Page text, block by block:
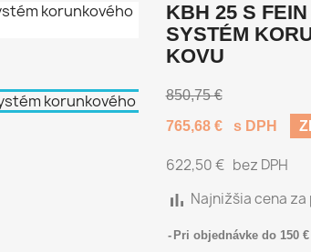
KBH 25 S
SYSTÉM
KOVU
850,75 €
765,68 €
s DPH
622,50 € bez DPH
bar_chart Najnižšia cena
Pri objednávke do 150